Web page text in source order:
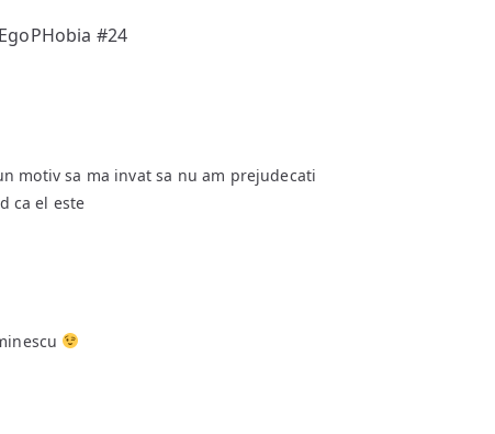
#24
motiv sa ma invat sa nu am prejudecati
ca el este